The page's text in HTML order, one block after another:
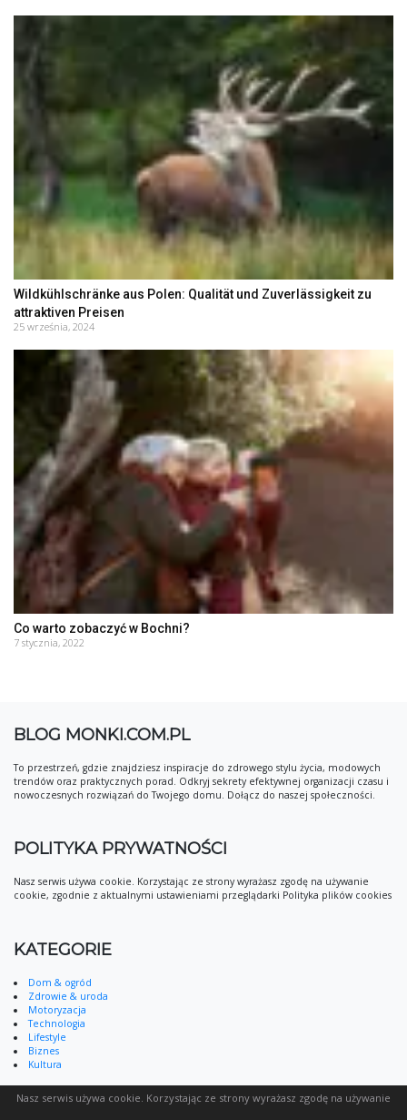
Wildkühlschränke aus Polen: Qualität und Zuverlässigkeit zu
attraktiven Preisen
25 września, 2024
Co warto zobaczyć w Bochni?
7 stycznia, 2022
BLOG MONKI.COM.PL
To przestrzeń, gdzie znajdziesz inspiracje do zdrowego stylu życia, modowych
trendów oraz praktycznych porad. Odkryj sekrety efektywnej organizacji czasu i
nowoczesnych rozwiązań do Twojego domu. Dołącz do naszej społeczności.
POLITYKA PRYWATNOŚCI
Nasz serwis używa cookie. Korzystając ze strony wyrażasz zgodę na używanie
cookie, zgodnie z aktualnymi ustawieniami przeglądarki Polityka plików cookies
KATEGORIE
Dom & ogród
Zdrowie & uroda
Motoryzacja
Technologia
Lifestyle
Biznes
Kultura
Nasz serwis używa cookie. Korzystając ze strony wyrażasz zgodę na używanie